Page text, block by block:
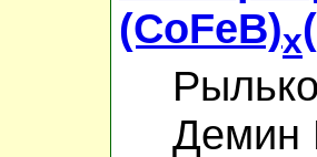
(CoFeB)x
Демин